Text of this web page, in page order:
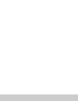
Fornecedor
Fornecedor de